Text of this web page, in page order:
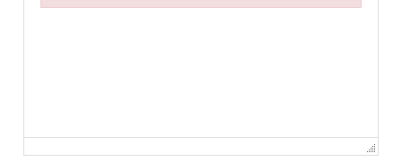
Failed to initialize plugin: wplink